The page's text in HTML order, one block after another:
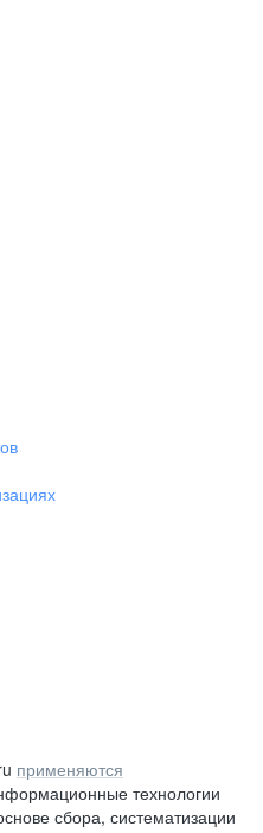
применяются
технологии
сбора, систематизации